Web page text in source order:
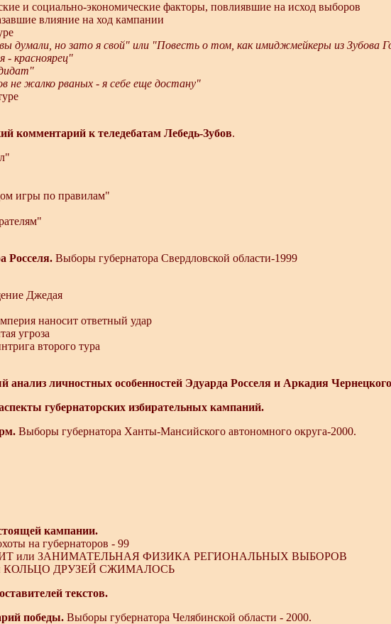
и социально-экономические факторы, повлиявшие на исход выборов
влияние на ход кампании
думали, но зато я свой" или "Повесть о том, как имиджмейкеры из Зубова
- красноярец"
не жалко рваных - я себе еще достану"
комментарий к теледебатам Лебедь-Зубов.
игры по правилам"
Росселя. Выборы губернатора Свердловской области-1999
Джедая
наносит ответный удар
угроза
второго тура
анализ личностных особенностей Эдуарда Росселя и Аркадия Чернецкого
губернаторских избирательных кампаний.
Выборы губернатора Ханты-Мансийского автономного округа-2000.
кампании.
на губернаторов - 99
или ЗАНИМАТЕЛЬНАЯ ФИЗИКА РЕГИОНАЛЬНЫХ ВЫБОРОВ
КОЛЬЦО ДРУЗЕЙ СЖИМАЛОСЬ
текстов.
победы. Выборы губернатора Челябинской области - 2000.